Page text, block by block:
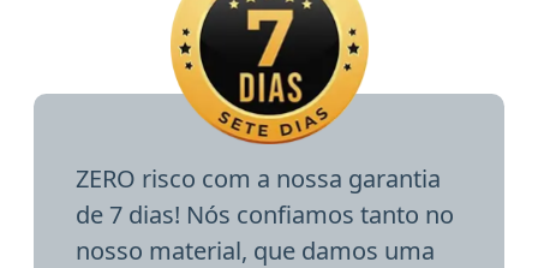
ZERO risco com a nossa garantia
de 7 dias! Nós confiamos tanto no
nosso material, que damos uma